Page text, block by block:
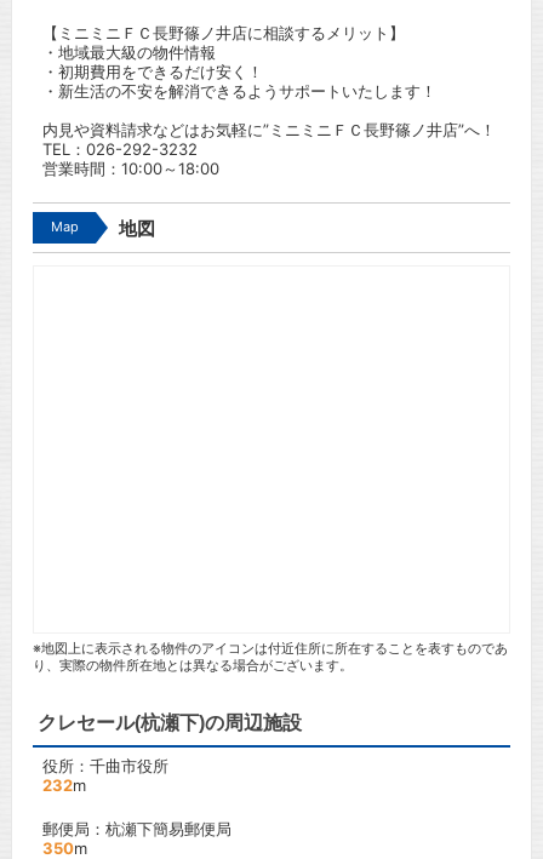
【ミニミニＦＣ長野篠ノ井店に相談するメリット】
・地域最大級の物件情報
・初期費用をできるだけ安く！
・新生活の不安を解消できるようサポートいたします！
内見や資料請求などはお気軽に”ミニミニＦＣ長野篠ノ井店”へ！
TEL： 026-292-3232
営業時間：10:00～18:00
Map 地図
※地図上に表示される物件のアイコンは付近住所に所在することを表すものであ
り、実際の物件所在地とは異なる場合がございます。
クレセール(杭瀬下)の周辺施設
役所：千曲市役所
232m
郵便局：杭瀬下簡易郵便局
350m